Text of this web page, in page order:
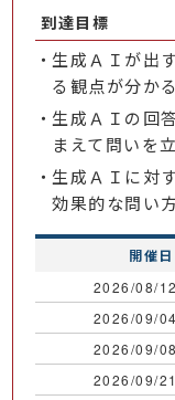
到達目標
生成ＡＩが出
る観点が分かる
生成ＡＩの回
まえて問いを
生成ＡＩに対
効果的な問い
開催日
2026/08/12
2026/09/04
2026/09/08
2026/09/21